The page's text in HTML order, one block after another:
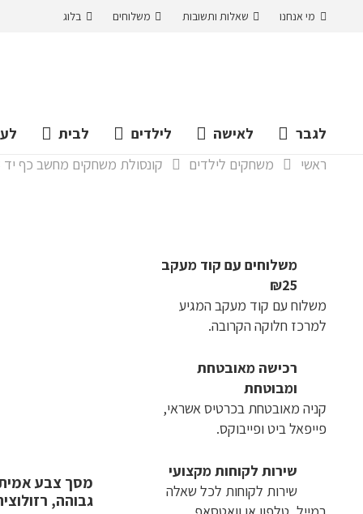
מי אנחנו שאלות ותשובות משלוחים בלוג
לגבר לאישה לילדים לבית
ראשי
משחקים לילדים קונסולת משחקים מחשב כף יד 4.3" HD מובנה עם 10,000 משחקים דגם 7X
מסך צבע
גבוהה, רזולוציה 480 ×
משלוחים עם קוד מעקב
₪25
משלוח​ עם קוד מעקב המגיע
למרכז חלוקה הקרובה.
רכישה​ ​מאובטחת
ומבוטחת
קניה מאובטחת בכרטיס אשראי,
פייפאל ביט ופייבוקס.
שירות לקוחות מקצועי
שירות לקוחות לכל שאלה